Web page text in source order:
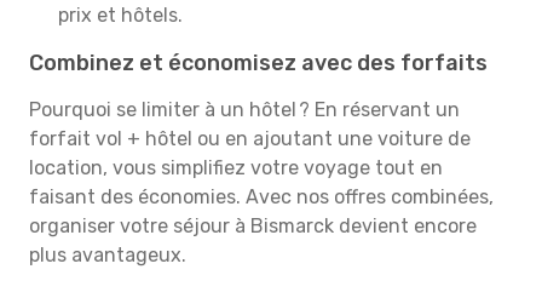
prix et hôtels.
Combinez et économisez avec des forfaits
Pourquoi se limiter à un hôtel ? En réservant un
forfait vol + hôtel ou en ajoutant une voiture de
location, vous simplifiez votre voyage tout en
faisant des économies. Avec nos offres combinées,
organiser votre séjour à Bismarck devient encore
plus avantageux.